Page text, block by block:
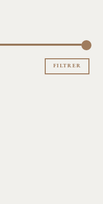
FILTRER